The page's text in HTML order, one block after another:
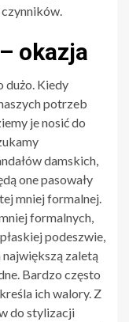
okazja
dużo. Kiedy
potrzeb
je nosić do
damskich,
one pasowały
mniej formalnej.
formalnych,
podeszwie,
zaletą
Bardzo często
ich walory. Z
do stylizacji